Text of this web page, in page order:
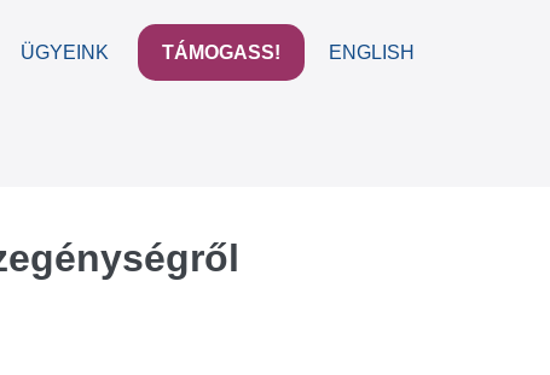
ÜGYEINK TÁMOGASS! ENGLISH